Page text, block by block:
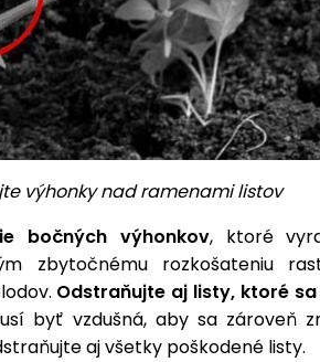
výhonky nad ramenami listov
bočných výhonkov, ktoré
zbytočnému rozkošateniu
Odstraňujte aj listy, ktoré
byť vzdušná, aby sa zároveň
aj všetky poškodené listy.